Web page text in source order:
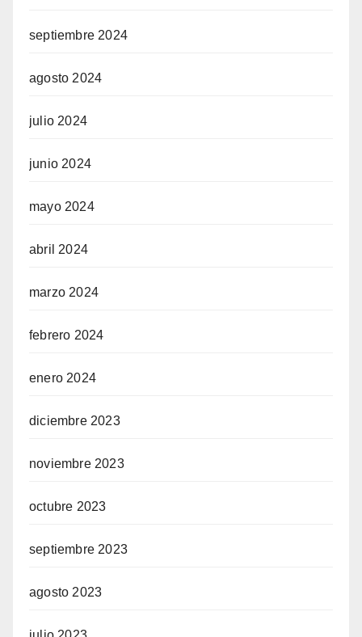
septiembre 2024
agosto 2024
julio 2024
junio 2024
mayo 2024
abril 2024
marzo 2024
febrero 2024
enero 2024
diciembre 2023
noviembre 2023
octubre 2023
septiembre 2023
agosto 2023